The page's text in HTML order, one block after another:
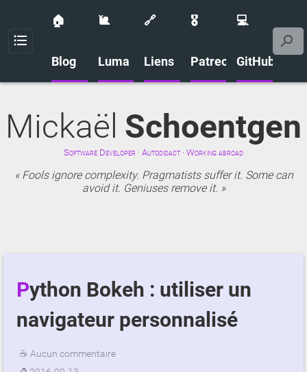
Menu
🏠
Blog
🐌
Luma
🔗
Liens
🎖️
Patreon
💻
GitHub
Mickaël Schoentgen
Software Developer · Autodidact · Working abroad
Fools ignore complexity. Pragmatists suffer it. Some can
avoid it. Geniuses remove it.
Python Bokeh : utiliser un
navigateur personnalisé
☕ Aucun commentaire